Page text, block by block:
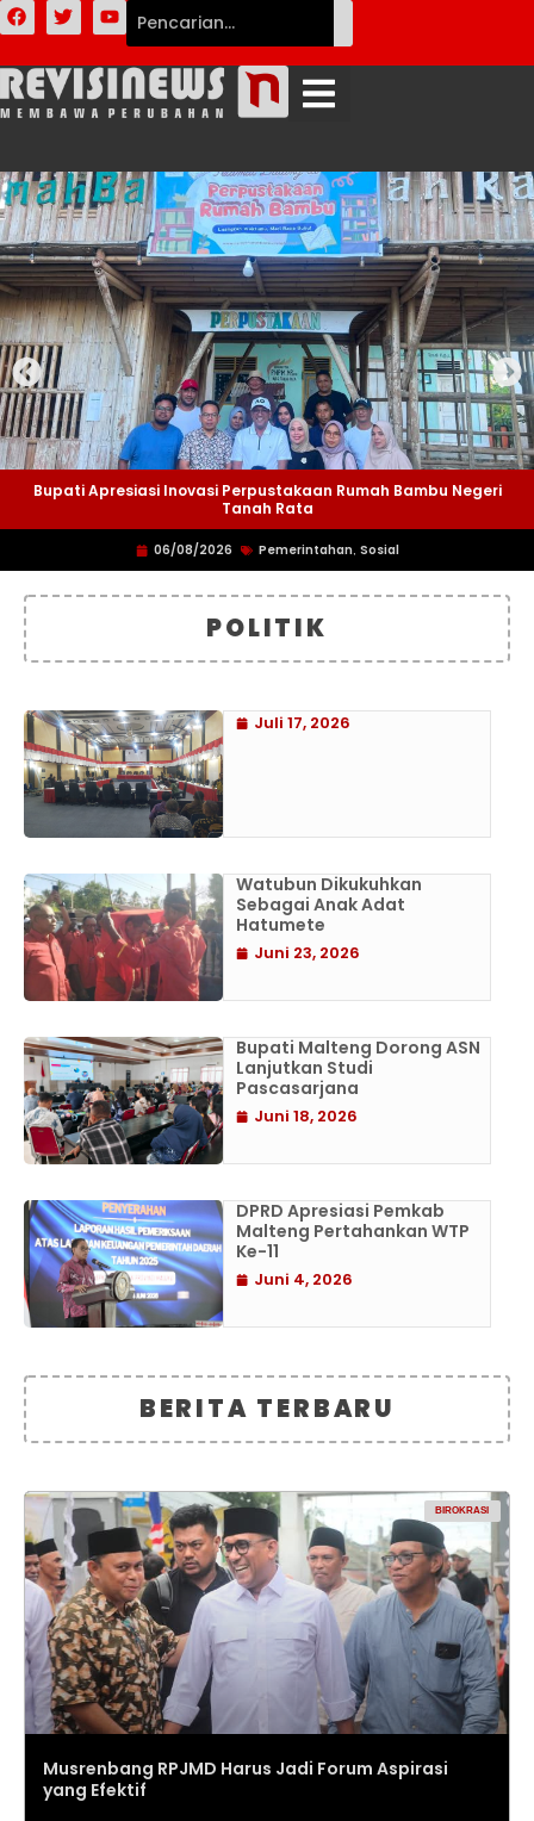
Bupati Apresiasi Inovasi Perpustakaan Rumah Bambu Negeri
Tanah Rata
06/08/2026 Pemerintahan, Sosial
POLITIK
Juli 17, 2026
Watubun Dikukuhkan
Sebagai Anak Adat
Hatumete
Juni 23, 2026
Bupati Malteng Dorong ASN
Lanjutkan Studi
Pascasarjana
Juni 18, 2026
DPRD Apresiasi Pemkab
Malteng Pertahankan WTP
Ke-11
Juni 4, 2026
BERITA TERBARU
BIROKRASI
Musrenbang RPJMD Harus Jadi Forum Aspirasi
yang Efektif